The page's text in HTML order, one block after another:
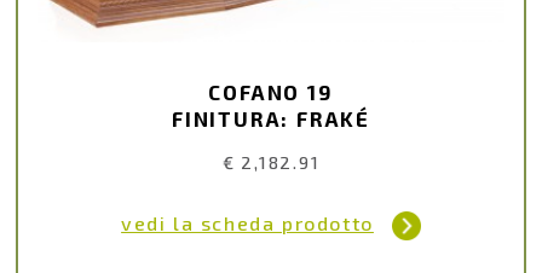
COFANO 19
FINITURA: FRAKÉ
€ 2,182.91
vedi la scheda prodotto